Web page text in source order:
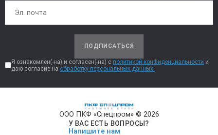
ПОДПИСАТЬСЯ
Я ознакомлен(-на) и согласен(-на) с политикой конфиденциальности и
даю согласие на обработку персональных данных.
ООО ПКФ «Спецпром» © 2026
У ВАС ЕСТЬ ВОПРОСЫ?
Напишите нам